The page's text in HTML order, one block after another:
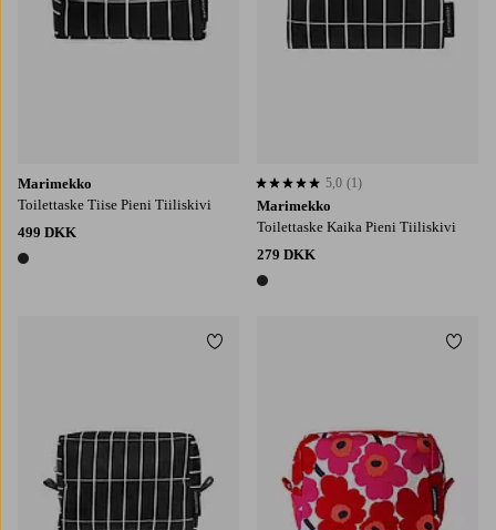
Marimekko
Toilettaske Tiise Pieni Tiiliskivi
499 DKK
1 farve
Marimekko
Toilettaske Kaika Pieni Tiiliskivi
279 DKK
1 farve
5,0 baseret på 1 bedømmelser
5,0 (1)
Tilføj til favoritter